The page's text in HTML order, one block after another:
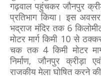
गढ़वाल पहुंचकर जौनपुर
प्रतिभाग किया। इस
भद्राज मंदिर तक 6
मोटर मार्ग किमी 10 से
चक तक 4 किमी मोटर
निर्माण, जौनपुर क्रीड़ा
राजकीय मेला घोषित करने